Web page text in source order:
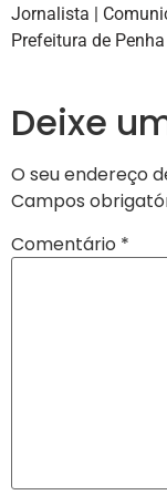
Jornalista |
Prefeitura de Penha
Deixe
O seu endereço
Campos
Comentário *